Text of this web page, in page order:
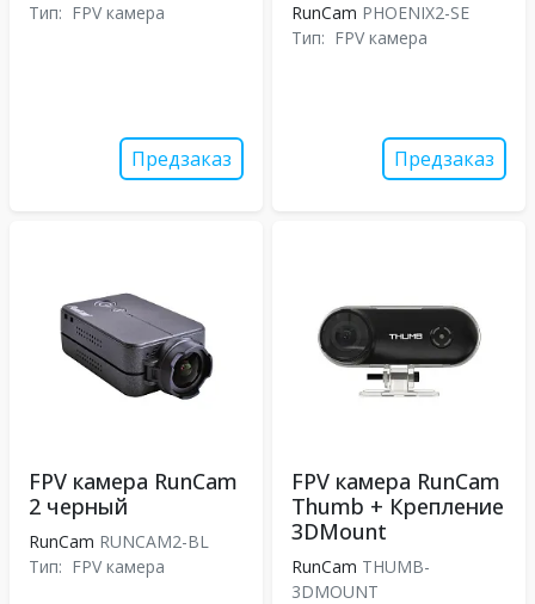
Тип: FPV камера
Предзаказ
RunCam PHOENIX2-SE
Тип: FPV камера
Предзаказ
FPV камера RunCam
2 черный
RunCam RUNCAM2-BL
Тип: FPV камера
FPV камера RunCam
Thumb + Крепление
3DMount
RunCam THUMB-
3DMOUNT